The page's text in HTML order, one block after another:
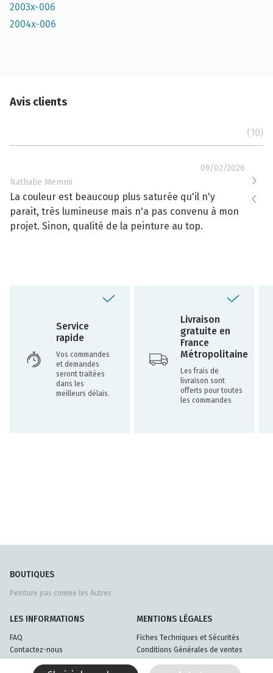
2003x-006
2004x-006
Avis clients
(10)
09/02/2026
Nathalie Memmi
La couleur est beaucoup plus saturée qu'il n'y
parait, très lumineuse mais n'a pas convenu à mon
projet. Sinon, qualité de la peinture au top.
La
Service
rapide
Vos commandes
et demandes
seront traitées
dans les
meilleurs délais.
Livraison
gratuite en
France
Métropolitaine
Les frais de
livraison sont
offerts pour toutes
les commandes
BOUTIQUES
Peinture pas comme les Autres
LES INFORMATIONS
FAQ
Contactez-nous
MENTIONS LÉGALES
Fiches Techniques et Sécurités
Conditions Générales de ventes